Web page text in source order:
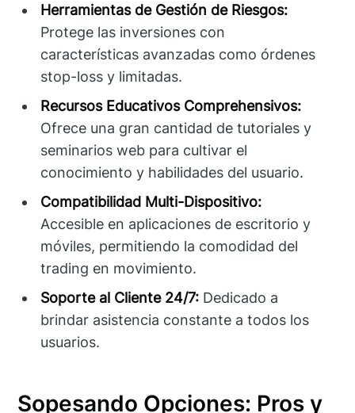
Herramientas de Gestión de Riesgos:
Protege las inversiones con
características avanzadas como órdenes
stop-loss y limitadas.
Recursos Educativos Comprehensivos:
Ofrece una gran cantidad de tutoriales y
seminarios web para cultivar el
conocimiento y habilidades del usuario.
Compatibilidad Multi-Dispositivo:
Accesible en aplicaciones de escritorio y
móviles, permitiendo la comodidad del
trading en movimiento.
Soporte al Cliente 24/7: Dedicado a
brindar asistencia constante a todos los
usuarios.
Sopesando Opciones: Pros y